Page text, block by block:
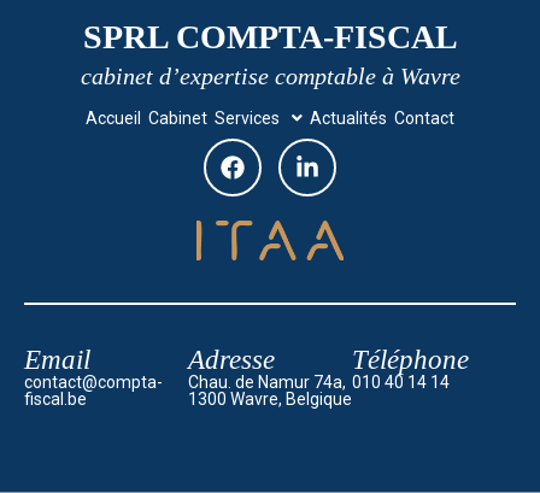
SPRL COMPTA-FISCAL
cabinet d’expertise comptable à Wavre
Accueil Cabinet Services Actualités Contact
Email
contact@compta-
fiscal.be
Adresse
Chau. de Namur 74a,
1300 Wavre, Belgique
Téléphone
010 40 14 14